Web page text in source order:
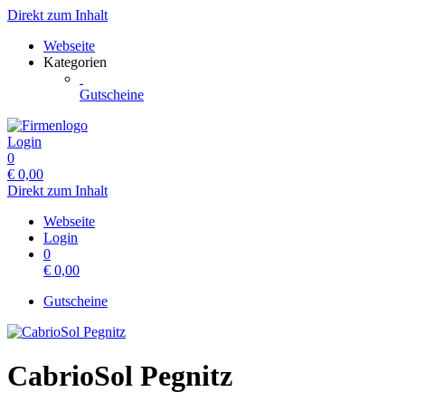
Direkt zum Inhalt
Webseite
Kategorien
Gutscheine
Login
0
€ 0,00
Direkt zum Inhalt
Webseite
Login
0
€ 0,00
Gutscheine
CabrioSol Pegnitz